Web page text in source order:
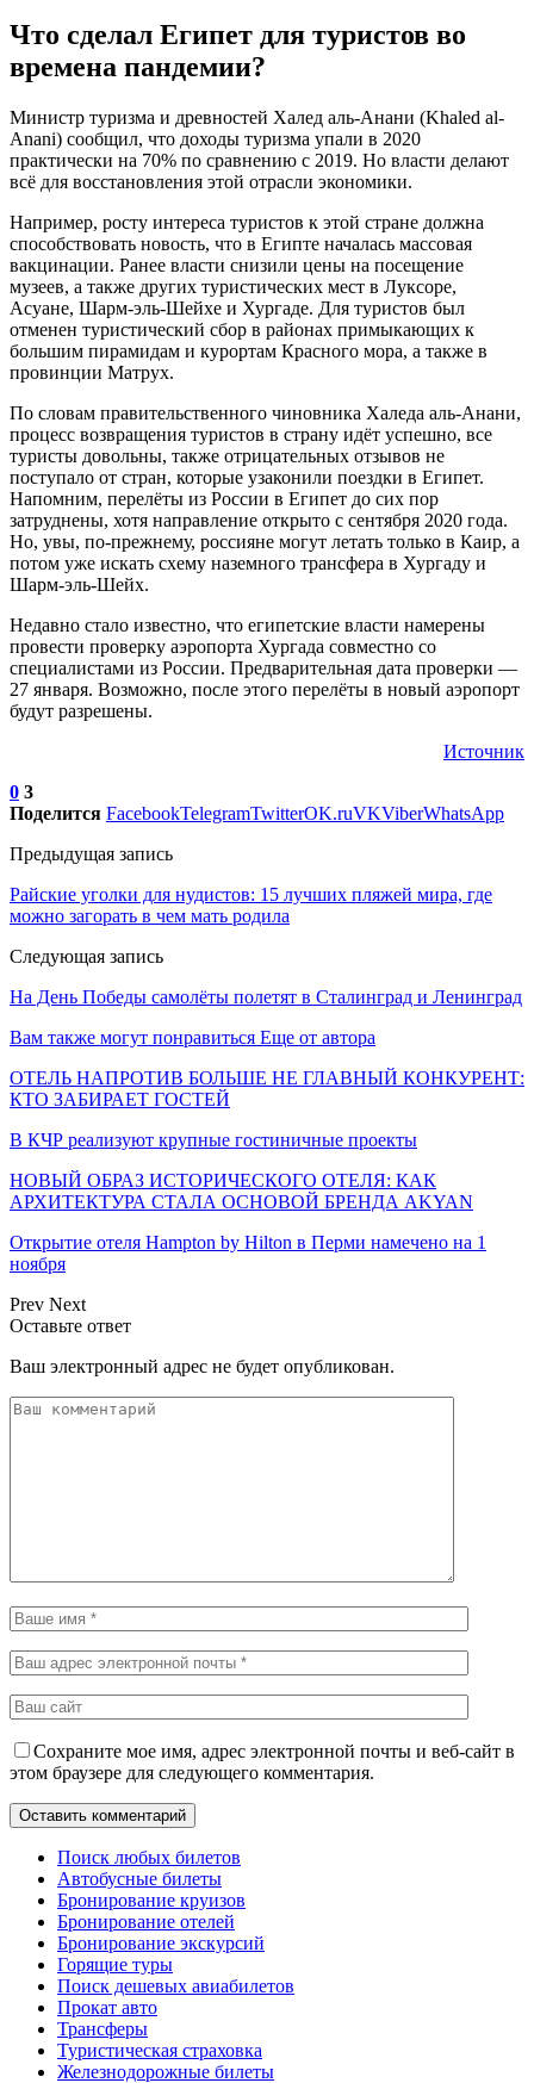
Что сделал Египет для туристов во
времена пандемии?
Министр туризма и древностей Халед аль-Анани (Khaled al-
Anani) сообщил, что доходы туризма упали в 2020
практически на 70% по сравнению с 2019. Но власти делают
всё для восстановления этой отрасли экономики.
Например, росту интереса туристов к этой стране должна
способствовать новость, что в Египте началась массовая
вакцинации. Ранее власти снизили цены на посещение
музеев, а также других туристических мест в Луксоре,
Асуане, Шарм-эль-Шейхе и Хургаде. Для туристов был
отменен туристический сбор в районах примыкающих к
большим пирамидам и курортам Красного мора, а также в
провинции Матрух.
По словам правительственного чиновника Халеда аль-Анани,
процесс возвращения туристов в страну идёт успешно, все
туристы довольны, также отрицательных отзывов не
поступало от стран, которые узаконили поездки в Египет.
Напомним, перелёты из России в Египет до сих пор
затруднены, хотя направление открыто с сентября 2020 года.
Но, увы, по-прежнему, россияне могут летать только в Каир, а
потом уже искать схему наземного трансфера в Хургаду и
Шарм-эль-Шейх.
Недавно стало известно, что египетские власти намерены
провести проверку аэропорта Хургада совместно со
специалистами из России. Предварительная дата проверки —
27 января. Возможно, после этого перелёты в новый аэропорт
будут разрешены.
Источник
0 3
Поделится FacebookTelegramTwitterOK.ruVKViberWhatsApp
Предыдущая запись
Райские уголки для нудистов: 15 лучших пляжей мира, где
можно загорать в чем мать родила
Следующая запись
На День Победы самолёты полетят в Сталинград и Ленинград
Вам также могут понравиться Еще от автора
ОТЕЛЬ НАПРОТИВ БОЛЬШЕ НЕ ГЛАВНЫЙ КОНКУРЕНТ:
КТО ЗАБИРАЕТ ГОСТЕЙ
В КЧР реализуют крупные гостиничные проекты
НОВЫЙ ОБРАЗ ИСТОРИЧЕСКОГО ОТЕЛЯ: КАК
АРХИТЕКТУРА СТАЛА ОСНОВОЙ БРЕНДА AKYAN
Открытие отеля Hampton by Hilton в Перми намечено на 1
ноября
Prev Next
Оставьте ответ
Ваш электронный адрес не будет опубликован.
Сохраните мое имя, адрес электронной почты и веб-сайт в
этом браузере для следующего комментария.
Поиск любых билетов
Автобусные билеты
Бронирование круизов
Бронирование отелей
Бронирование экскурсий
Горящие туры
Поиск дешевых авиабилетов
Прокат авто
Трансферы
Туристическая страховка
Железнодорожные билеты